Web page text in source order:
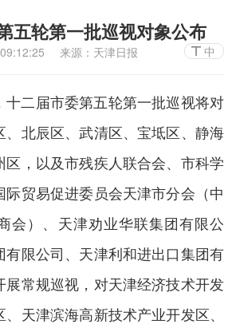
五轮第一批巡视对象公布
来源：天津日报 中
十二届市委第五轮第一批巡视将对
、北辰区、武清区、宝坻区、静海
区，以及市残疾人联合会、市科学
际贸易促进委员会天津市分会（中
会）、天津劝业华联集团有限公
有限公司、天津利和进出口集团有
展常规巡视，对天津经济技术开发
、天津滨海高新技术产业开发区、